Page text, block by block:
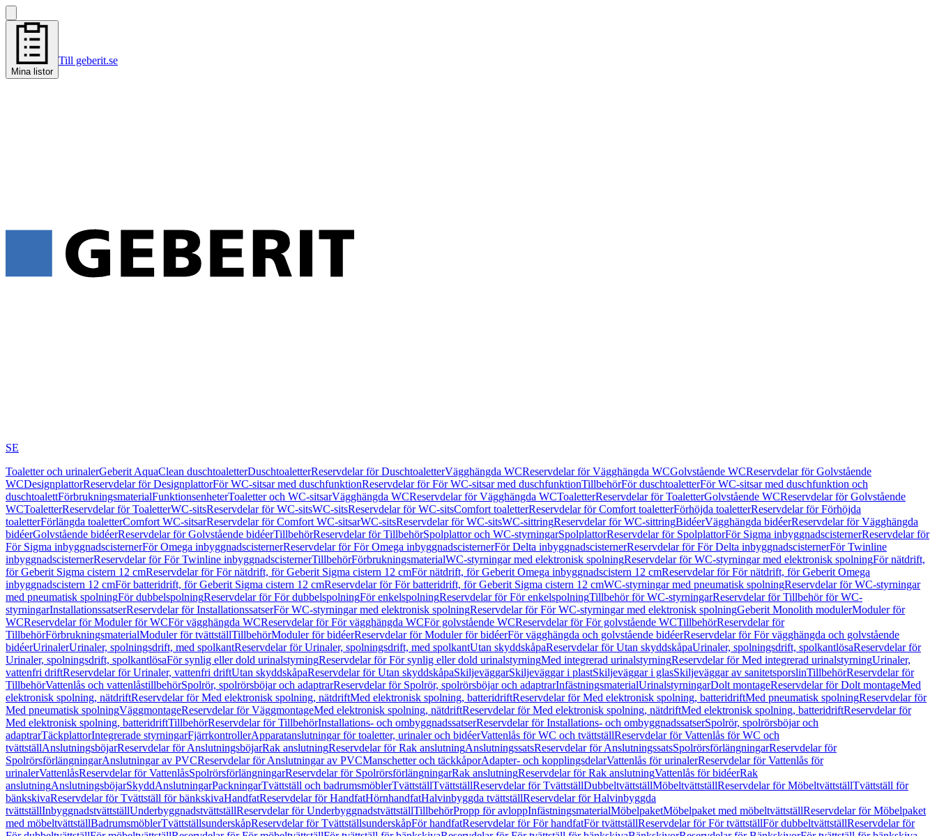
Mina listor
Till geberit.se
SE
Toaletter och urinalerGeberit AquaClean duschtoaletterDuschtoaletterReservdelar för DuschtoaletterVägghängda WCReservdelar för Vägghängda WCGolvstående WCReservdelar för Golvstående
WCDesignplattorReservdelar för DesignplattorFör WC-sitsar med duschfunktionReservdelar för För WC-sitsar med duschfunktionTillbehörFör duschtoaletterFör WC-sitsar med duschfunktion och
duschtoalettFörbrukningsmaterialFunktionsenheterToaletter och WC-sitsarVägghängda WCReservdelar för Vägghängda WCToaletterReservdelar för ToaletterGolvstående WCReservdelar för Golvstående
WCToaletterReservdelar för ToaletterWC-sitsReservdelar för WC-sitsWC-sitsReservdelar för WC-sitsComfort toaletterReservdelar för Comfort toaletterFörhöjda toaletterReservdelar för Förhöjda
toaletterFörlängda toaletterComfort WC-sitsarReservdelar för Comfort WC-sitsarWC-sitsReservdelar för WC-sitsWC-sittringReservdelar för WC-sittringBidéerVägghängda bidéerReservdelar för Vägghängda
bidéerGolvstående bidéerReservdelar för Golvstående bidéerTillbehörReservdelar för TillbehörSpolplattor och WC-styrningarSpolplattorReservdelar för SpolplattorFör Sigma inbyggnadscisternerReservdelar för
För Sigma inbyggnadscisternerFör Omega inbyggnadscisternerReservdelar för För Omega inbyggnadscisternerFör Delta inbyggnadscisternerReservdelar för För Delta inbyggnadscisternerFör Twinline
inbyggnadscisternerReservdelar för För Twinline inbyggnadscisternerTillbehörFörbrukningsmaterialWC-styrningar med elektronisk spolningReservdelar för WC-styrningar med elektronisk spolningFör nätdrift,
för Geberit Sigma cistern 12 cmReservdelar för För nätdrift, för Geberit Sigma cistern 12 cmFör nätdrift, för Geberit Omega inbyggnadscistern 12 cmReservdelar för För nätdrift, för Geberit Omega
inbyggnadscistern 12 cmFör batteridrift, för Geberit Sigma cistern 12 cmReservdelar för För batteridrift, för Geberit Sigma cistern 12 cmWC-styrningar med pneumatisk spolningReservdelar för WC-styrningar
med pneumatisk spolningFör dubbelspolningReservdelar för För dubbelspolningFör enkelspolningReservdelar för För enkelspolningTillbehör för WC-styrningarReservdelar för Tillbehör för WC-
styrningarInstallationssatserReservdelar för InstallationssatserFör WC-styrningar med elektronisk spolningReservdelar för För WC-styrningar med elektronisk spolningGeberit Monolith modulerModuler för
WCReservdelar för Moduler för WCFör vägghängda WCReservdelar för För vägghängda WCFör golvstående WCReservdelar för För golvstående WCTillbehörReservdelar för
TillbehörFörbrukningsmaterialModuler för tvättställTillbehörModuler för bidéerReservdelar för Moduler för bidéerFör vägghängda och golvstående bidéerReservdelar för För vägghängda och golvstående
bidéerUrinalerUrinaler, spolningsdrift, med spolkantReservdelar för Urinaler, spolningsdrift, med spolkantUtan skyddskåpaReservdelar för Utan skyddskåpaUrinaler, spolningsdrift, spolkantlösaReservdelar för
Urinaler, spolningsdrift, spolkantlösaFör synlig eller dold urinalstyrningReservdelar för För synlig eller dold urinalstyrningMed integrerad urinalstyrningReservdelar för Med integrerad urinalstyrningUrinaler,
vattenfri driftReservdelar för Urinaler, vattenfri driftUtan skyddskåpaReservdelar för Utan skyddskåpaSkiljeväggarSkiljeväggar i plastSkiljeväggar i glasSkiljeväggar av sanitetsporslinTillbehörReservdelar för
TillbehörVattenlås och vattenlåstillbehörSpolrör, spolrörsböjar och adaptrarReservdelar för Spolrör, spolrörsböjar och adaptrarInfästningsmaterialUrinalstyrningarDolt montageReservdelar för Dolt montageMed
elektronisk spolning, nätdriftReservdelar för Med elektronisk spolning, nätdriftMed elektronisk spolning, batteridriftReservdelar för Med elektronisk spolning, batteridriftMed pneumatisk spolningReservdelar för
Med pneumatisk spolningVäggmontageReservdelar för VäggmontageMed elektronisk spolning, nätdriftReservdelar för Med elektronisk spolning, nätdriftMed elektronisk spolning, batteridriftReservdelar för
Med elektronisk spolning, batteridriftTillbehörReservdelar för TillbehörInstallations- och ombyggnadssatserReservdelar för Installations- och ombyggnadssatserSpolrör, spolrörsböjar och
adaptrarTäckplattorIntegrerade styrningarFjärrkontrollerApparatanslutningar för toaletter, urinaler och bidéerVattenlås för WC och tvättställReservdelar för Vattenlås för WC och
tvättställAnslutningsböjarReservdelar för AnslutningsböjarRak anslutningReservdelar för Rak anslutningAnslutningssatsReservdelar för AnslutningssatsSpolrörsförlängningarReservdelar för
SpolrörsförlängningarAnslutningar av PVCReservdelar för Anslutningar av PVCManschetter och täckkåporAdapter- och kopplingsdelarVattenlås för urinalerReservdelar för Vattenlås för
urinalerVattenlåsReservdelar för VattenlåsSpolrörsförlängningarReservdelar för SpolrörsförlängningarRak anslutningReservdelar för Rak anslutningVattenlås för bidéerRak
anslutningAnslutningsböjarSkyddAnslutningarPackningarTvättställ och badrumsmöblerTvättställTvättställReservdelar för TvättställDubbeltvättställMöbeltvättställReservdelar för MöbeltvättställTvättställ för
bänkskivaReservdelar för Tvättställ för bänkskivaHandfatReservdelar för HandfatHörnhandfatHalvinbyggda tvättställReservdelar för Halvinbyggda
tvättställInbyggnadstvättställUnderbyggnadstvättställReservdelar för UnderbyggnadstvättställTillbehörPropp för avloppInfästningsmaterialMöbelpaketMöbelpaket med möbeltvättställReservdelar för Möbelpaket
med möbeltvättställBadrumsmöblerTvättställsunderskåpReservdelar för TvättställsunderskåpFör handfatReservdelar för För handfatFör tvättställReservdelar för För tvättställFör dubbeltvättställReservdelar för